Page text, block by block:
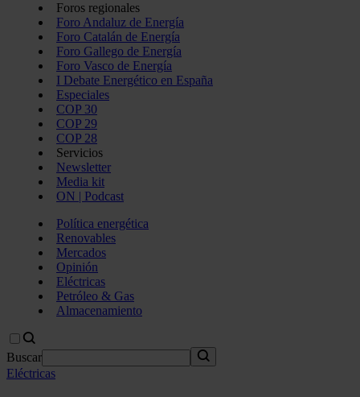
Foros regionales
Foro Andaluz de Energía
Foro Catalán de Energía
Foro Gallego de Energía
Foro Vasco de Energía
I Debate Energético en España
Especiales
COP 30
COP 29
COP 28
Servicios
Newsletter
Media kit
ON | Podcast
Política energética
Renovables
Mercados
Opinión
Eléctricas
Petróleo & Gas
Almacenamiento
Buscar
Eléctricas